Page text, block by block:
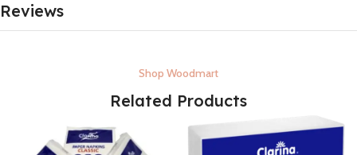
Reviews
Shop Woodmart
Related Products